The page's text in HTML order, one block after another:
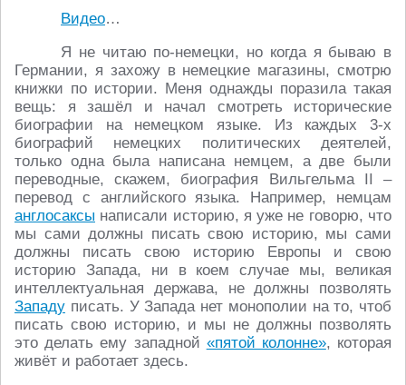
Видео…
Я не читаю по-немецки, но когда я бываю в
Германии, я захожу в немецкие магазины, смотрю
книжки по истории. Меня однажды поразила такая
вещь: я зашёл и начал смотреть исторические
биографии на немецком языке. Из каждых 3-х
биографий немецких политических деятелей,
только одна была написана немцем, а две были
переводные, скажем, биография Вильгельма II –
перевод с английского языка. Например, немцам
англосаксы написали историю, я уже не говорю, что
мы сами должны писать свою историю, мы сами
должны писать свою историю Европы и свою
историю Запада, ни в коем случае мы, великая
интеллектуальная держава, не должны позволять
Западу писать. У Запада нет монополии на то, чтоб
писать свою историю, и мы не должны позволять
это делать ему западной «пятой колонне», которая
живёт и работает здесь.